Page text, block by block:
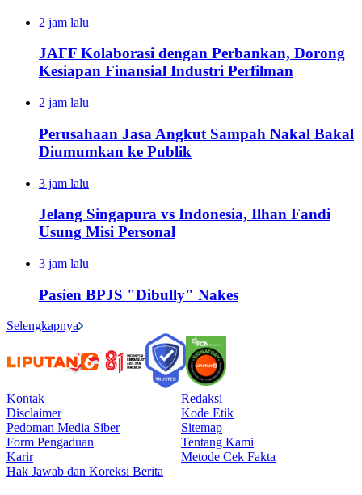
2 jam lalu
JAFF Kolaborasi dengan Perbankan, Dorong
Kesiapan Finansial Industri Perfilman
2 jam lalu
Perusahaan Jasa Angkut Sampah Nakal Bakal
Diumumkan ke Publik
3 jam lalu
Jelang Singapura vs Indonesia, Ilhan Fandi
Usung Misi Personal
3 jam lalu
Pasien BPJS "Dibully" Nakes
Selengkapnya
Kontak
Redaksi
Disclaimer
Kode Etik
Pedoman Media Siber
Sitemap
Form Pengaduan
Tentang Kami
Karir
Metode Cek Fakta
Hak Jawab dan Koreksi Berita